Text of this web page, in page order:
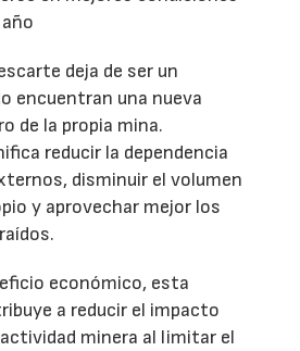
deja de ser un
encuentran una nueva
de la propia mina.
reducir la dependencia
disminuir el volumen
y aprovechar mejor los
económico, esta
a reducir el impacto
minera al limitar el